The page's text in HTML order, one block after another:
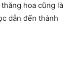
hoa cũng là
dẫn đến thành